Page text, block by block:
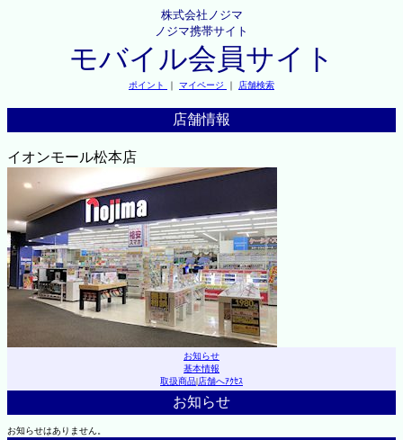
株式会社ノジマ
ノジマ携帯サイト
モバイル会員サイト
ポイント ｜ マイページ ｜ 店舗検索
店舗情報
イオンモール松本店
お知らせ
基本情報
取扱商品|店舗へｱｸｾｽ
お知らせ
お知らせはありません。